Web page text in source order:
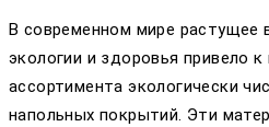
В современном мире растущее
экологии и здоровья привело
ассортимента экологически
напольных покрытий. Эти